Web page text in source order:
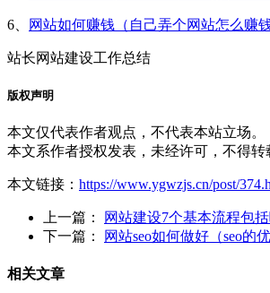
6、 网站如何赚钱（自己弄个网站怎么赚
站长网站建设工作总结
版权声明
本文仅代表作者观点，不代表本站立场。
本文系作者授权发表，未经许可，不得转
本文链接： https://www.ygwzjs.cn/post/
上一篇：
网站建设7个基本流程包
下一篇：
网站seo如何做好（seo的
相关文章